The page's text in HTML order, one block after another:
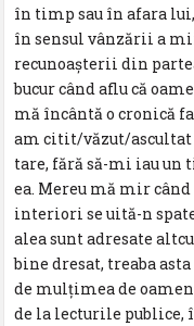
în timp sau în afara lui,
în sensul vânzării a
recunoașterii din
bucur când aflu că
mă încântă o cronică
am citit/văzut/ascultat
tare, fără să-mi iau un
ea. Mereu mă mir
interiori se uită-n
alea sunt adresate
bine dresat, treaba
de mulțimea de
de la lecturile publice,